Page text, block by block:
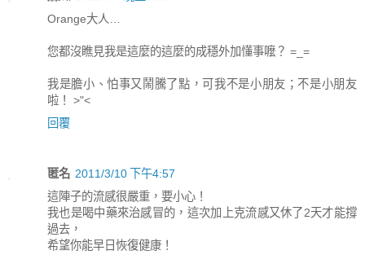
Orange大人…
您都沒瞧見我是這麼的這麼的成穩外加懂事嚒？ =_=
我是膽小、怕事又鬧騰了點，可我不是小朋友；不是小朋友
啦！ >"<
回覆
匿名 2011/3/10 下午4:57
這陣子的流感很嚴重，要小心！
我也是喝中藥來治感冒的，這次加上克流感又休了2天才能撐
過去，
希望你能早日恢復健康！